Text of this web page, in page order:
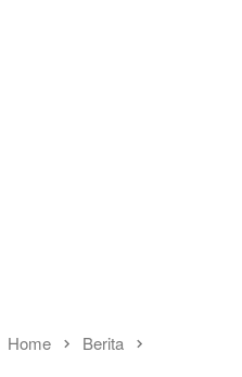
Home Berita